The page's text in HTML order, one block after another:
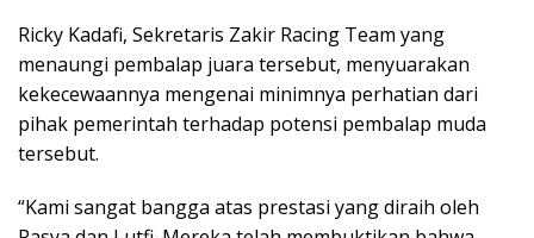
Ricky Kadafi, Sekretaris Zakir Racing Team yang
menaungi pembalap juara tersebut, menyuarakan
kekecewaannya mengenai minimnya perhatian dari
pihak pemerintah terhadap potensi pembalap muda
tersebut.
“Kami sangat bangga atas prestasi yang diraih oleh